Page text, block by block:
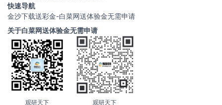
快速导航
金沙下载送彩金-白菜网送体验金无需申请
关于白菜网送体验金无需申请
观研天下 观研天下